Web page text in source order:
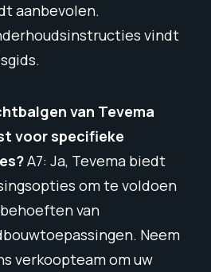
aanbevolen.
vindt
van Tevema
voor specifieke
A7: Ja, Tevema biedt
om te voldoen
van
Neem
verkoopteam om uw